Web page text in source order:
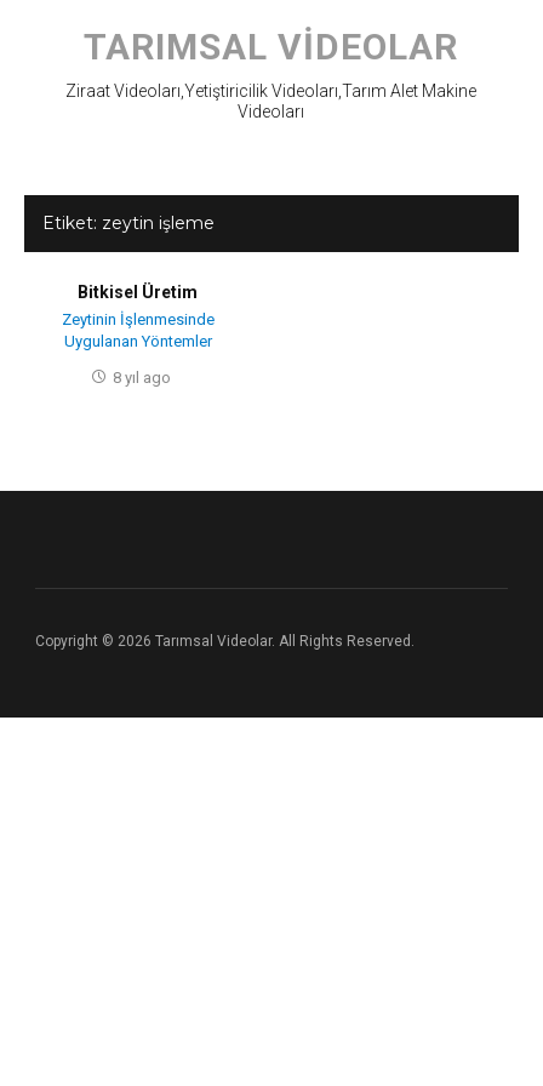
content
TARIMSAL VIDEOLAR
Ziraat Videoları,Yetiştiricilik Videoları,Tarım Alet Makine
Videoları
Etiket: zeytin işleme
Bitkisel Üretim
Zeytinin İşlenmesinde
Uygulanan Yöntemler
8 yıl ago
Copyright © 2026 Tarımsal Videolar. All Rights Reserved.